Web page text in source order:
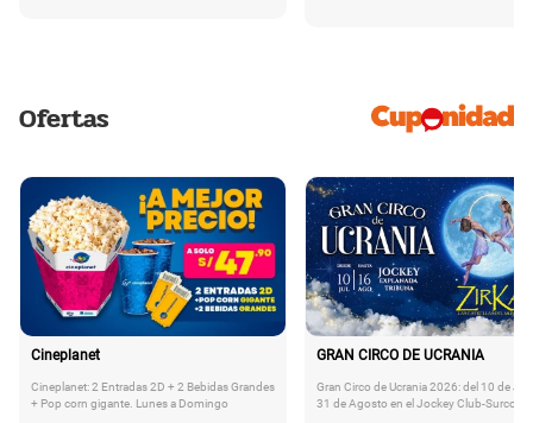
Ofertas
Cineplanet
Cineplanet: 2 Entradas 2D + 2 Bebidas Grandes
+ Pop corn gigante. Lunes a Domingo
GRAN CIRCO DE UCRANIA
Gran Circo de Ucrania 2026: del 10 de
31 de Agosto en el Jockey Club-Surco